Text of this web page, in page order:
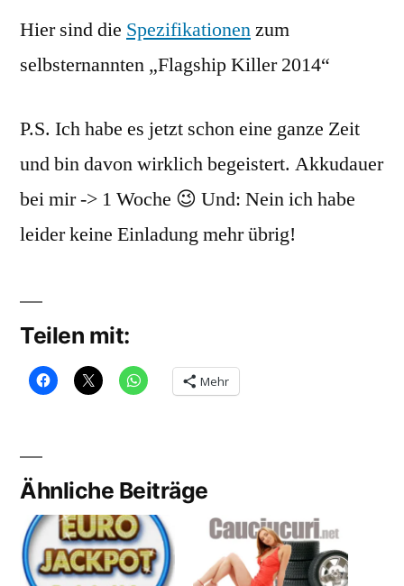
Hier sind die Spezifikationenzum
selbsternannten „Flagship Killer 2014“
P.S. Ich habe es jetzt schon eine ganze Zeit
und bin davon wirklich begeistert. Akkudauer
bei mir -> 1 Woche 😉 Und: Nein ich habe
leider keine Einladung mehr übrig!
Teilen mit:
Mehr
Ähnliche Beiträge